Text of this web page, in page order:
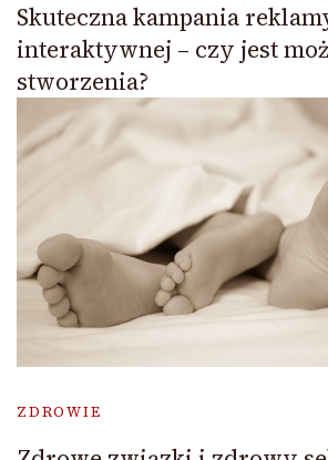
Skuteczna kampania
interaktywnej – czy jest
stworzenia?
ZDROWIE